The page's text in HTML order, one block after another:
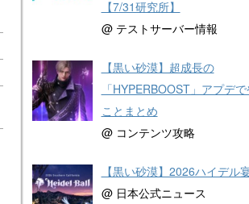
【7/31研究所】
@ テストサーバー情報
【黒い砂漠】超成長の
「HYPERBOOST」アプデ
ことまとめ
@ コンテンツ攻略
【黒い砂漠】2026ハイデル
@ 日本公式ニュース